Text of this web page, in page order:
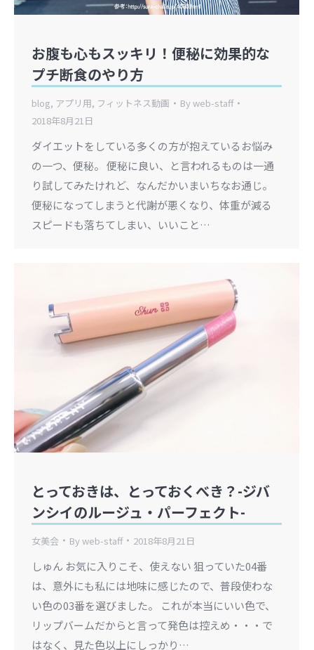
お腹も心もスッキリ！便秘に効果的な
プチ断食のやり方
blog, アプリ用, フィットネス動画 Byweb-staff
2018年8月21日
ダイエットをしている多くの方が抱えているお悩み
の一つ、便秘。 便秘に良い、と言われるものは一通
り試してみたけれど、なんだかいまいちなお通じ。
便秘になってしまうと代謝が悪くなり、体重が減る
スピードも落ちてしまい、いいこと…
とっておきは、とっておくべき？-ジバ
ンシイのルージュ・パーフェクト-
女美会 Byweb-staff 2018年8月21日
しゅん お気に入りこそ、使えない 狙っていた04番
は、意外にも私には地味に感じたので、普段使わな
い色の03番を選びました。 これが本当にいい色で、
リップバームだからと言って発色は控えめ・・・で
はなく、見た色以上にしっかり…